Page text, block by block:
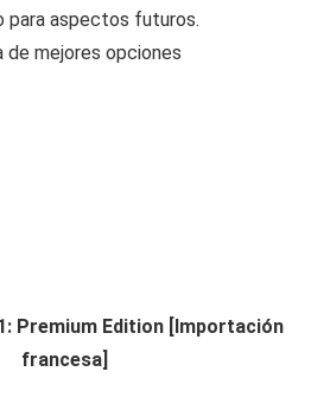
para aspectos futuros.
mejores opciones
Premium Edition [Importación
francesa]